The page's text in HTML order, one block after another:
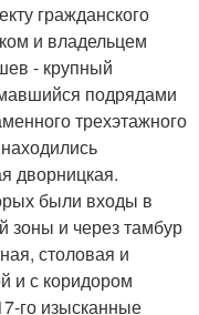
гражданского
и владельцем
- крупный
подрядами
трехэтажного
дворницкая.
были входы в
зоны и через тамбур
столовая и
и с коридором
го изысканные